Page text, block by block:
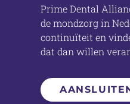
OVER
Prime Dental
de mondzorg in
continuïteit en
dat dan willen